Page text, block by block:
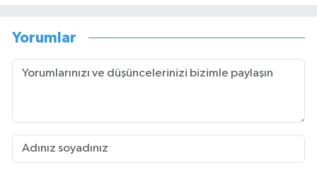
Yorumlar